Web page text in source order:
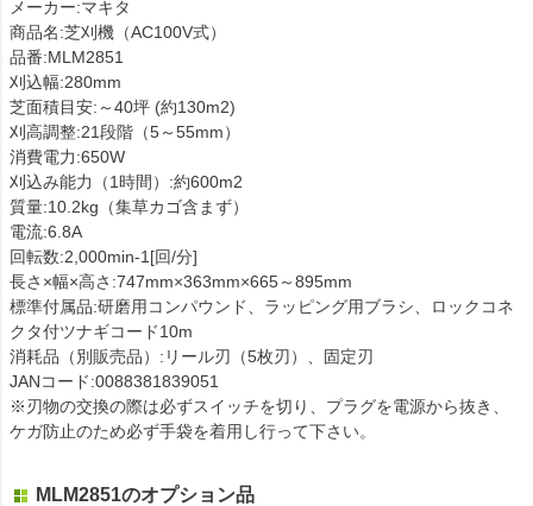
メーカー:マキタ
商品名:芝刈機（AC100V式）
品番:MLM2851
刈込幅:280mm
芝面積目安:～40坪 (約130m2)
刈高調整:21段階（5～55mm）
消費電力:650W
刈込み能力（1時間）:約600m2
質量:10.2kg（集草カゴ含まず）
電流:6.8A
回転数:2,000min-1[回/分]
長さ×幅×高さ:747mm×363mm×665～895mm
標準付属品:研磨用コンパウンド、ラッピング用ブラシ、ロックコネ
クタ付ツナギコード10m
消耗品（別販売品）:リール刃（5枚刃）、固定刃
JANコード:0088381839051
※刃物の交換の際は必ずスイッチを切り、プラグを電源から抜き、
ケガ防止のため必ず手袋を着用し行って下さい。
MLM2851のオプション品